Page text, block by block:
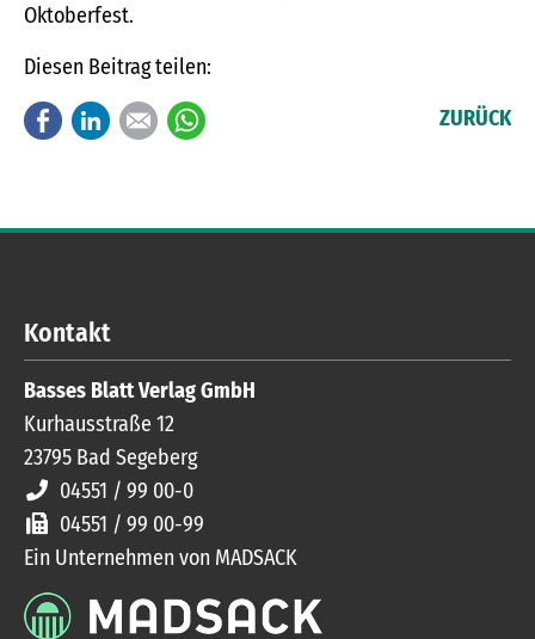
Oktoberfest.
Diesen Beitrag teilen:
FacebookLinkedInE-mail ZURÜCK
Kontakt
Basses Blatt Verlag GmbH
Kurhausstraße 12
23795 Bad Segeberg
04551 / 99 00-0
04551 / 99 00-99
Ein Unternehmen von MADSACK